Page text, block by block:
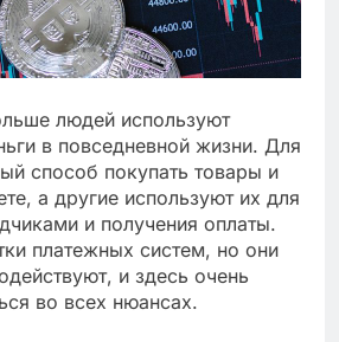
людей используют
в повседневной жизни. Для
способ покупать товары и
а другие используют их для
и получения оплаты.
платежных систем, но они
и здесь очень
во всех нюансах.